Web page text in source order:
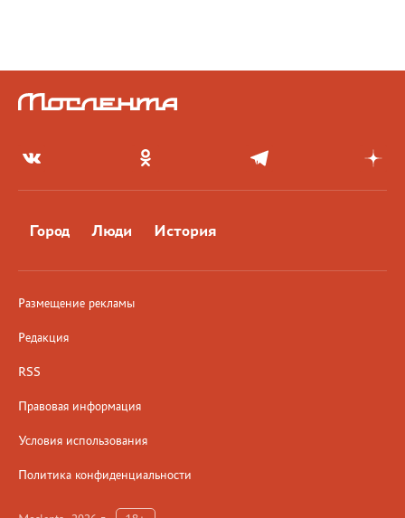
Город Люди История
Размещение рекламы
Редакция
RSS
Правовая информация
Условия использования
Политика конфиденциальности